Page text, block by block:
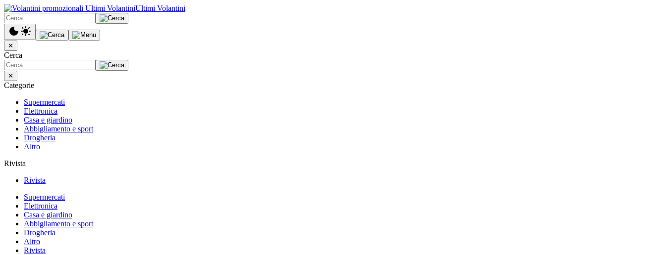
Ultimi Volantini
✕
Cerca
✕
Categorie
Supermercati
Elettronica
Casa e giardino
Abbigliamento e sport
Drogheria
Altro
Rivista
Rivista
Supermercati
Elettronica
Casa e giardino
Abbigliamento e sport
Drogheria
Altro
Rivista